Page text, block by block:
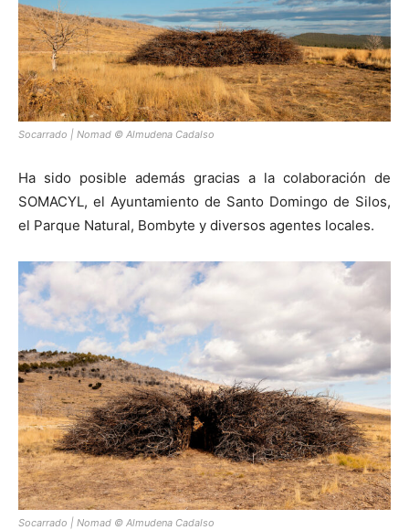
Socarrado | Nomad © Almudena Cadalso
Ha sido posible además gracias a la colaboración de
SOMACYL, el Ayuntamiento de Santo Domingo de Silos,
el Parque Natural, Bombyte y diversos agentes locales.
Socarrado | Nomad © Almudena Cadalso